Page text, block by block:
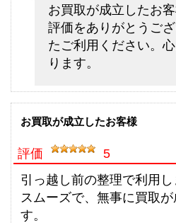
turi20260609（2026/06/30
シマノ 電動リール 21 ビー
スター 3000EJ 未使用
釣具買取クーポン
シマノ フライロッド アス
J1508 未使用
turi20260501 （2026/05/
シマノ フライロッド アス
J1408 未使用
釣具買取クーポン
お買取が成立したお
評価をありがとうご
たご利用ください。
ります。
お買取が成立したお客様
評価 5
引っ越し前の整理で利用
スムーズで、無事に買取
す。